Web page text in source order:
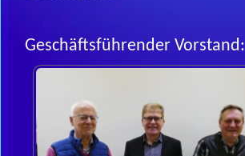
Geschäftsführender Vorstand: